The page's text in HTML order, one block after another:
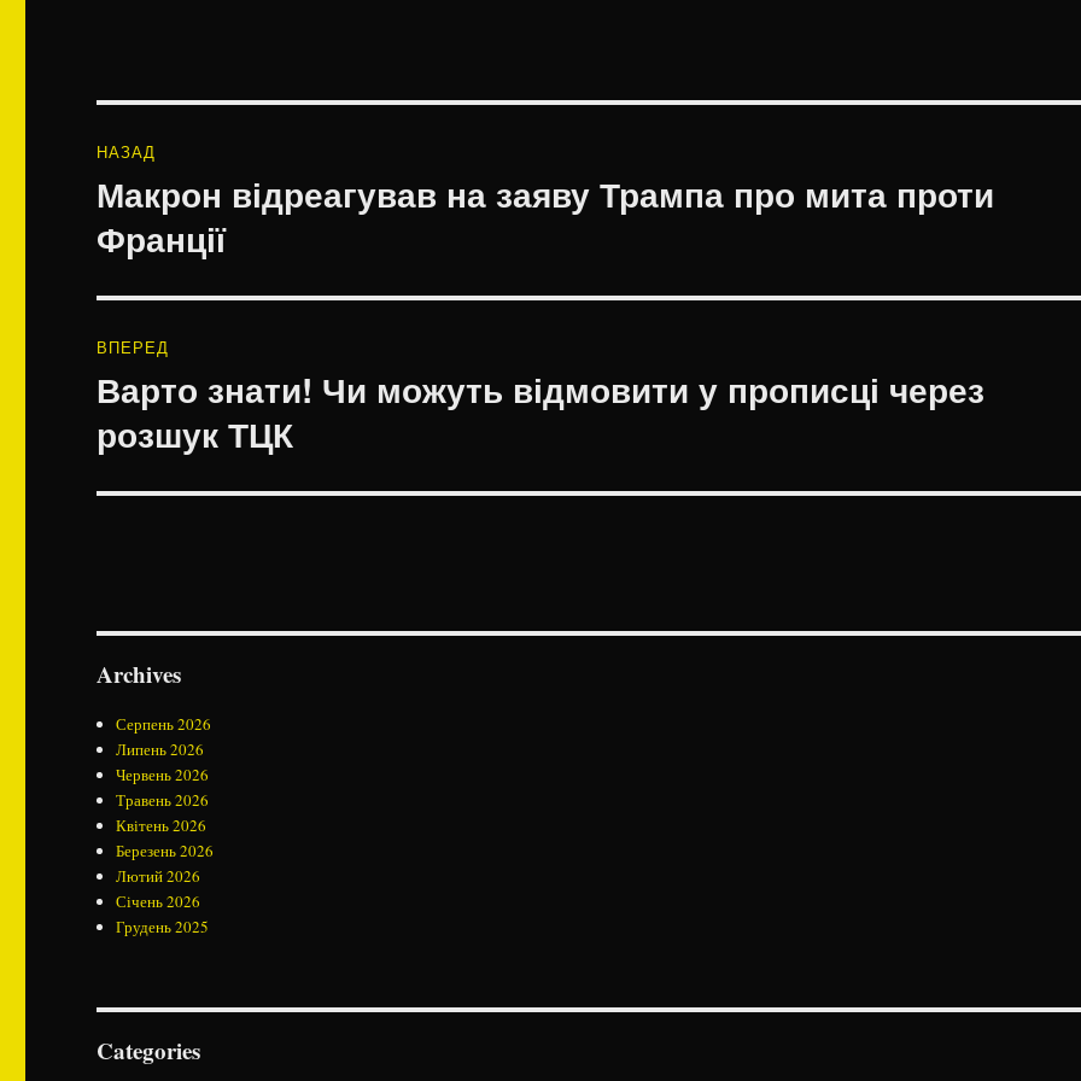
записів
НАЗАД
Попередній
Макрон відреагував на заяву Трампа про мита проти
Франції
ВПЕРЕД
Наступний
запис:
Варто знати! Чи можуть відмовити у прописці через
розшук ТЦК
Archives
Серпень 2026
Липень 2026
Червень 2026
Травень 2026
Квітень 2026
Березень 2026
Лютий 2026
Січень 2026
Грудень 2025
Categories